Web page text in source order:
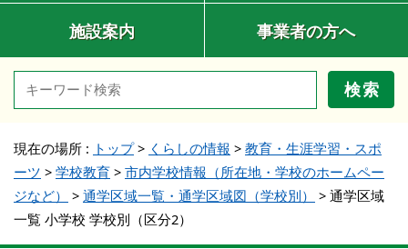
施設案内 事業者の方へ
検索
現在の場所 : トップ> くらしの情報 > 教育・生涯学習・スポ
ーツ > 学校教育 > 市内学校情報（所在地・学校のホームペー
ジなど）
> 通学区域一覧・通学区域図（学校別） > 通学区域
一覧 小学校 学校別（区分2）